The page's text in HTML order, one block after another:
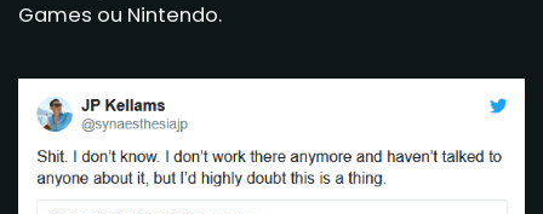
Games ou Nintendo.